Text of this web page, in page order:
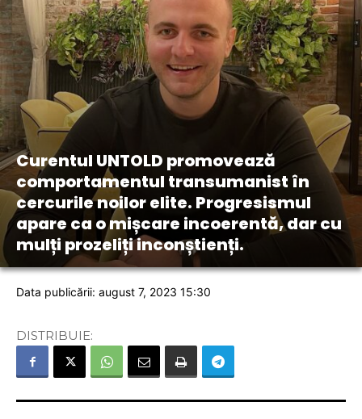
Curentul UNTOLD promovează
comportamentul transumanist în
cercurile noilor elite. Progresismul
apare ca o mișcare incoerentă, dar cu
mulți prozeliți inconștienți.
Data publicării: august 7, 2023 15:30
DISTRIBUIE: